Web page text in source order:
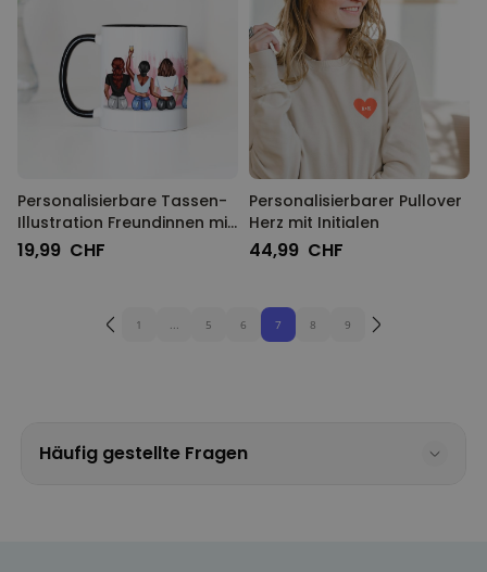
Personalisierbare Tassen-
Illustration Freundinnen mit
Text
19,99 CHF
Personalisierbarer Pullover
Herz mit Initialen
44,99 CHF
1 ... 5 6 7 8 9
Häufig gestellte Fragen